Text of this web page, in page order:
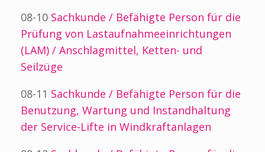
08-10 Sachkunde / Befähigte Person für die
Prüfung von Lastaufnahmeeinrichtungen
(LAM) / Anschlagmittel, Ketten- und
Seilzüge
08-11 Sachkunde / Befähigte Person für die
Benutzung, Wartung und Instandhaltung
der Service-Lifte in Windkraftanlagen